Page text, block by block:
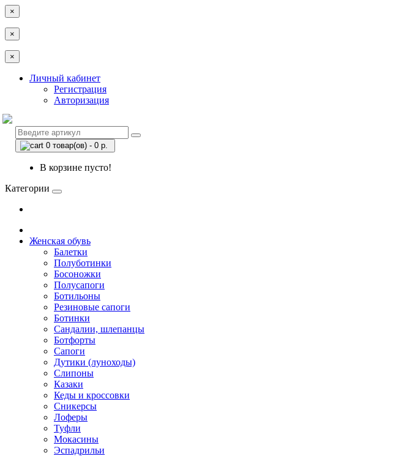
×
×
×
Личный кабинет
Регистрация
Авторизация
0 товар(ов) - 0 р.
В корзине пусто!
Категории
Женская обувь
Балетки
Полуботинки
Босоножки
Полусапоги
Ботильоны
Резиновые сапоги
Ботинки
Сандалии, шлепанцы
Ботфорты
Сапоги
Дутики (луноходы)
Слипоны
Казаки
Кеды и кроссовки
Сникерсы
Лоферы
Туфли
Мокасины
Эспадрильи